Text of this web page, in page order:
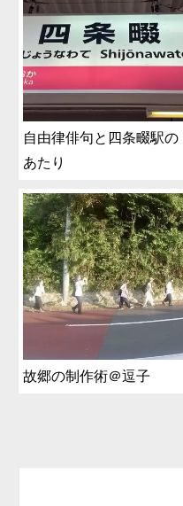
自由律俳句と四条畷駅の
あたり
故郷の制作術＠逗子